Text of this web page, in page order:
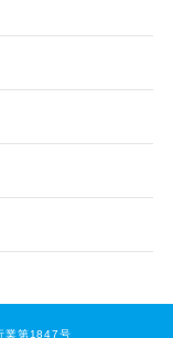
業第1847号